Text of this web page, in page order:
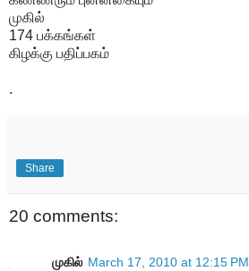
முகில்
174 பக்கங்கள்
கிழக்கு பதிப்பகம்
.
Share
20 comments:
முகில் March 17, 2010 at 12:15 PM